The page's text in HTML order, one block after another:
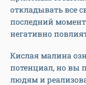
откладывать все
последний
негативно
Кислая малина
потенциал, но вы
людям и